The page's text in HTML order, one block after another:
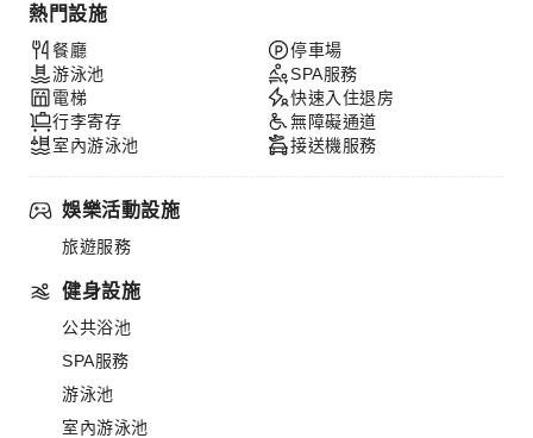
熱門設施
餐廳
游泳池
電梯
行李寄存
室內游泳池
停車場
SPA服務
快速入住退房
無障礙通道
接送機服務
娛樂活動設施
旅遊服務
健身設施
公共浴池
SPA服務
游泳池
室內游泳池